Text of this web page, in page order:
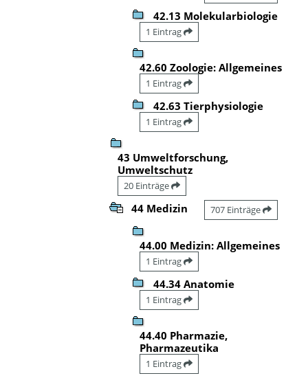
42.13 Molekularbiologie
1 Eintrag
42.60 Zoologie: Allgemeines
1 Eintrag
42.63 Tierphysiologie
1 Eintrag
43 Umweltforschung,
Umweltschutz
20 Einträge
44 Medizin 707 Einträge
44.00 Medizin: Allgemeines
1 Eintrag
44.34 Anatomie
1 Eintrag
44.40 Pharmazie,
Pharmazeutika
1 Eintrag